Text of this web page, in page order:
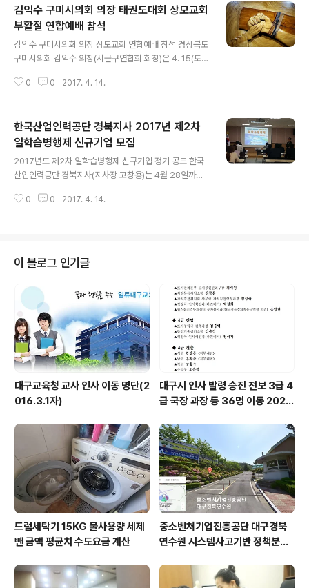
김익수 구미시의회 의장 태권도대회 상모교회
부활절 연합예배 참석
김익수 구미시의회 의장 상모교회 연합예배 참석 경상북도
구미시의회 김익수 의장(시군구연합회 회장)은 4. 15(토)
육지원청 교육장배 태권도 대회”에 4. 16(일) 15:00 박정
0 0 2017. 4. 14.
한국산업인력공단 경북지사 2017년 제2차
일학습병행제 신규기업 모집
2017년도 제2차 일학습병행제 신규기업 정기 공모 한국
산업인력공단 경북지사(지사장 고창용)는 4월 28일까지
‘일학습병행제란’ 기업이 현장에서 필요한 실무형 인재를
0 0 2017. 4. 14.
이 블로그 인기글
대구교육청 교사 인사 이동 명단(2
016.3.1자)
대구시 인사 발령 승진 전보 3급 4
급 국장 과장 등 36명 이동 2025
드럼세탁기 15KG 물사용량 세제
뺀 금액 평균치 수도요금 계산
중소벤처기업진흥공단 대구경북
연수원 시스템사고기반 정책분석
데미